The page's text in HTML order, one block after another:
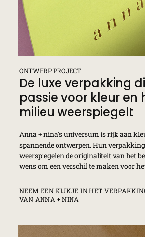
ONTWERP PROJECT
De luxe verpakking
passie voor kleur en
milieu weerspiegelt
Anna + nina's universum is rijk aan
spannende ontwerpen. Hun
weerspiegelen de originaliteit van het
wens om een verschil te maken voor
NEEM EEN KIJKJE IN HET
VAN ANNA + NINA